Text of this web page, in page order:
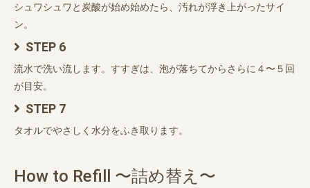
シュワシュワと炭酸が始め始めたら、汚れが浮き上がったサイ
ン。
STEP 6
流水で洗い流します。すすぎは、泡が落ちてからさらに４〜５回
が目安。
STEP 7
タオルでやさしく水分をふき取ります。
How to Refill 〜詰め替え〜